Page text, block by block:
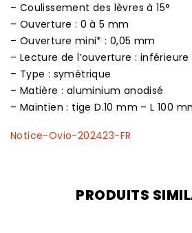
– Coulissement des lèvres à 15°
– Ouverture : 0 à 5 mm
– Ouverture mini* : 0,05 mm
– Lecture de l’ouverture : inférieure
– Type : symétrique
– Matière : aluminium anodisé
– Maintien : tige D.10 mm – L 100
Notice-Ovio-202423-FR
PRODUITS